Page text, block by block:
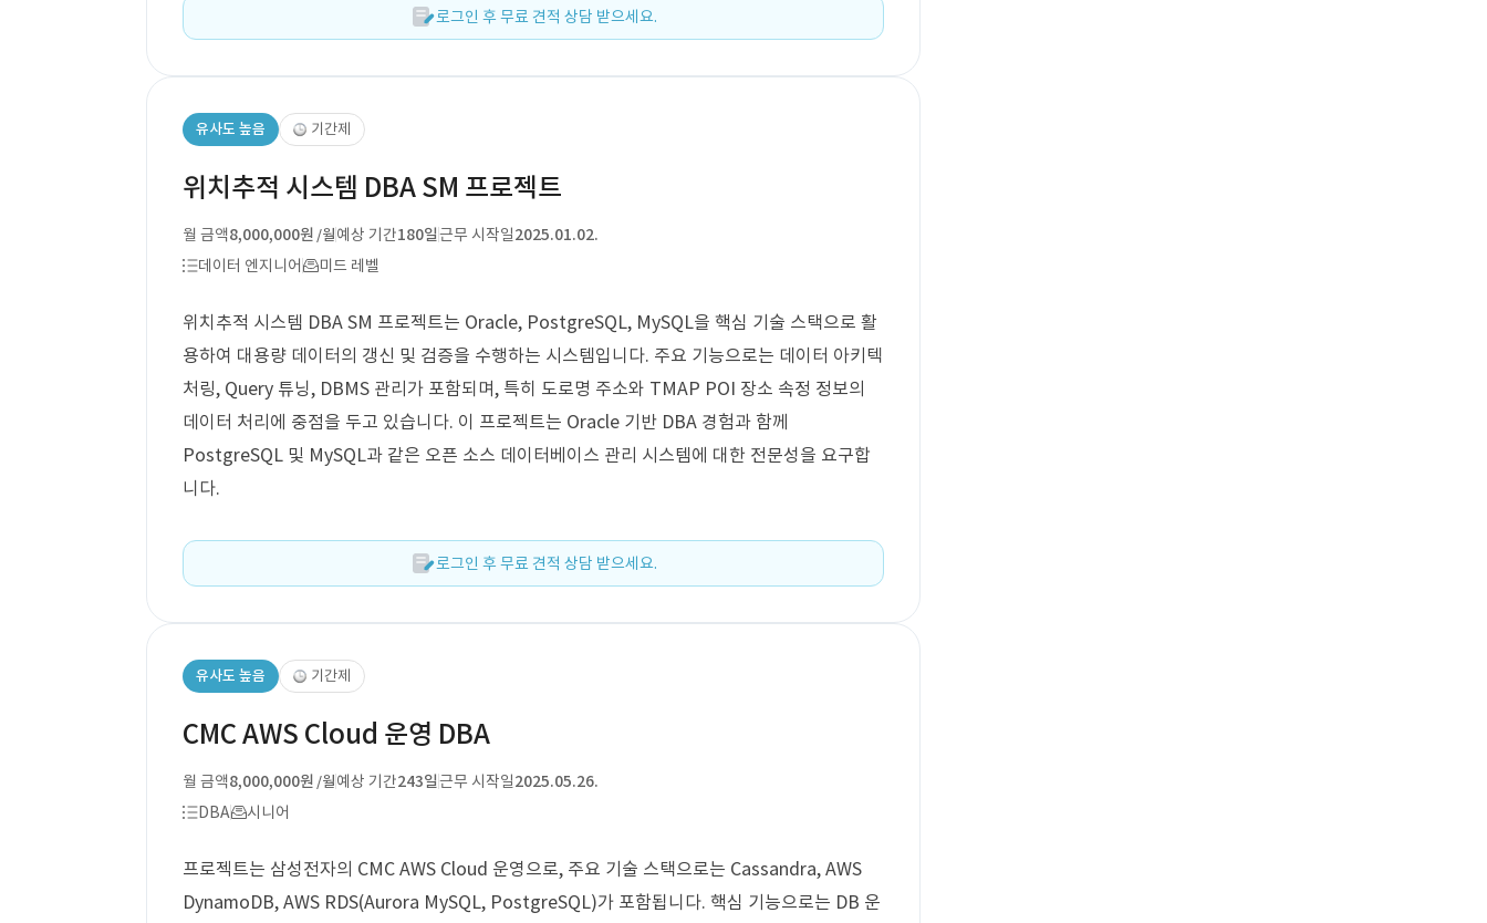
로그인 후 무료 견적 상담 받으세요.
유사도 높음 기간제
위치추적 시스템 DBA SM 프로젝트
월 금액8,000,000원 /월예상 기간180일근무 시작일2025.01.02.
데이터 엔지니어
미드 레벨
위치추적 시스템 DBA SM 프로젝트는 Oracle, PostgreSQL, MySQL을 핵심 기술 스택으로 활
용하여 대용량 데이터의 갱신 및 검증을 수행하는 시스템입니다. 주요 기능으로는 데이터 아키텍
처링, Query 튜닝, DBMS 관리가 포함되며, 특히 도로명 주소와 TMAP POI 장소 속정 정보의
데이터 처리에 중점을 두고 있습니다. 이 프로젝트는 Oracle 기반 DBA 경험과 함께
PostgreSQL 및 MySQL과 같은 오픈 소스 데이터베이스 관리 시스템에 대한 전문성을 요구합
니다.
로그인 후 무료 견적 상담 받으세요.
유사도 높음 기간제
CMC AWS Cloud 운영 DBA
월 금액8,000,000원 /월예상 기간243일근무 시작일2025.05.26.
DBA
시니어
프로젝트는 삼성전자의 CMC AWS Cloud 운영으로, 주요 기술 스택으로는 Cassandra, AWS
DynamoDB, AWS RDS(Aurora MySQL, PostgreSQL)가 포함됩니다. 핵심 기능으로는 DB 운